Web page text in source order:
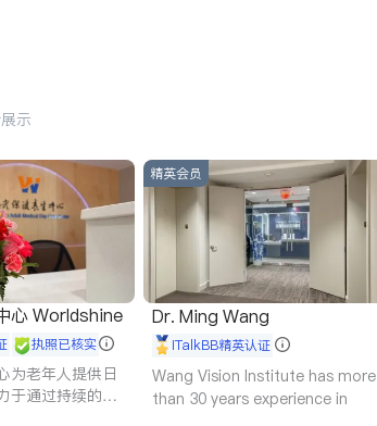
示
心 Worldshine
执照已核实
为老年人提供日
于通过持续的护
精英会员
Dr. Ming Wang
iTalkBB精英认证
Wang Vision Institute has more
than 30 years experience in